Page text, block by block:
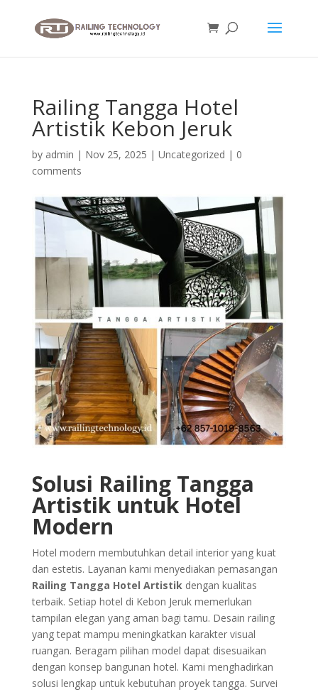
Railing Tangga Hotel
Artistik Kebon Jeruk
by admin | Nov 25, 2025 | Uncategorized | 0
comments
Solusi Railing Tangga
Artistik untuk Hotel
Modern
Hotel modern membutuhkan detail interior yang kuat
dan estetis. Layanan kami menyediakan pemasangan
Railing Tangga Hotel Artistikdengan kualitas
terbaik. Setiap hotel di Kebon Jeruk memerlukan
tampilan elegan yang aman bagi tamu. Desain railing
yang tepat mampu meningkatkan karakter visual
ruangan. Beragam pilihan model dapat disesuaikan
dengan konsep bangunan hotel. Kami menghadirkan
solusi lengkap untuk kebutuhan proyek tangga. Survei